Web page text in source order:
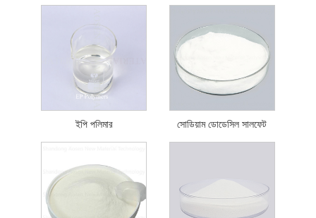
ইপি পলিমার সোডিয়াম ডোডেসিল সালফেট